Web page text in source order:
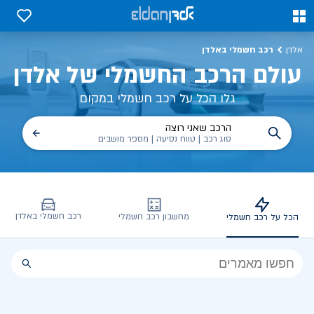
0
0
אלדן רכב חשמלי באלדן
עולם הרכב החשמלי של אלדן
גלו הכל על רכב חשמלי במקום
הרכב שאני רוצה
סוג רכב | טווח נסיעה | מספר מושבים
הכל על רכב חשמלי מחשבון רכב חשמלי רכב חשמלי באלדן
הכל
הכל על רכב חשמלי, שימושים, טכנולוגיה וכל מה שכדי לדעת | אלדן